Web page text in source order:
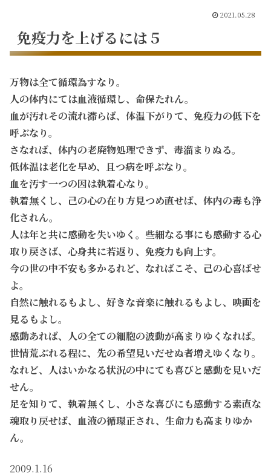
2021.05.28
免疫力を上げるには５
万物は全て循環為すなり。
人の体内にては血液循環し、命保たれん。
血が汚れその流れ滞らば、体温下がりて、免疫力の低下を
呼ぶなり。
さなれば、体内の老廃物処理できず、毒溜まりぬる。
低体温は老化を早め、且つ病を呼ぶなり。
血を汚す一つの因は執着心なり。
執着無くし、己の心の在り方見つめ直せば、体内の毒も浄
化されん。
人は年と共に感動を失いゆく。些細なる事にも感動する心
取り戻さば、心身共に若返り、免疫力も向上す。
今の世の中不安も多かるれど、なればこそ、己の心喜ばせ
よ。
自然に触れるもよし、好きな音楽に触れるもよし、映画を
見るもよし。
感動あれば、人の全ての細胞の波動が高まりゆくなれば。
世情荒ぶれる程に、先の希望見いだせぬ者増えゆくなり。
なれど、人はいかなる状況の中にても喜びと感動を見いだ
せん。
足を知りて、執着無くし、小さな喜びにも感動する素直な
魂取り戻せば、血液の循環正され、生命力も高まりゆか
ん。
2009.1.16